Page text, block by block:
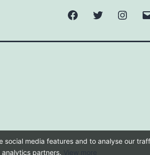
FacebookTwitter
media features and to analyse our
partners.